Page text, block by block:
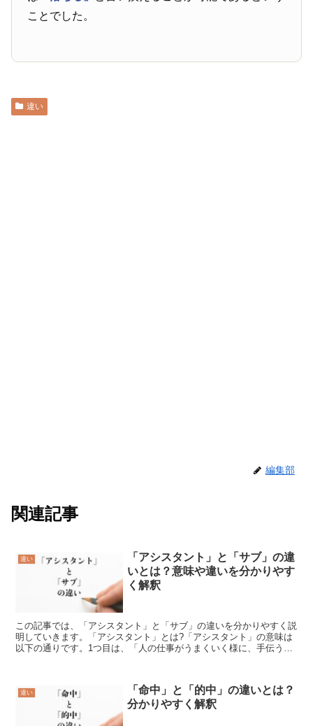
ことでした。
違い
編集部
関連記事
違い
「アシスタント」と「サブ」の違
いとは？意味や違いを分かりやす
く解釈
この記事では、「アシスタント」と「サブ」の違いを分かりやすく説
明していきます。「アシスタント」とは?「アシスタント」の意味は
以下の通りです。1つ目は、「人の仕事がうまくいく様に、手伝う役
違い
「命中」と「的中」の違いとは？
分かりやすく解釈